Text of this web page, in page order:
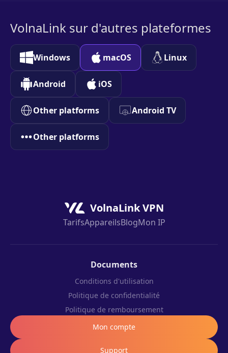
VolnaLink sur d'autres plateformes
Windows macOS Linux
Android iOS
Other platforms Android TV
Other platforms
VolnaLink VPN
TarifsAppareilsBlogMon IP
Documents
Conditions d'utilisation
Politique de confidentialité
Politique de remboursement
Mon compte
Support